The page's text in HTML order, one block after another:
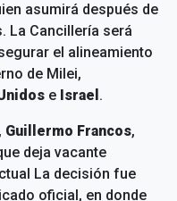
asumirá después de
La Cancillería será
el alineamiento
de Milei,
e Israel .
Guillermo Francos,
deja vacante
La decisión fue
oficial, en donde